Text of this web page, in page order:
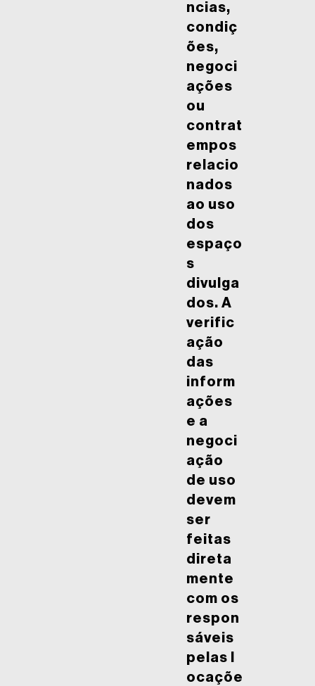
ncias,
condiç
ões,
negoci
ações
ou
contrat
empos
relacio
nados
ao uso
dos
espaço
s
divulga
dos. A
verific
ação
das
inform
ações
e a
negoci
ação
de uso
devem
ser
feitas
direta
mente
com os
respon
sáveis
pelas l
ocaçõe